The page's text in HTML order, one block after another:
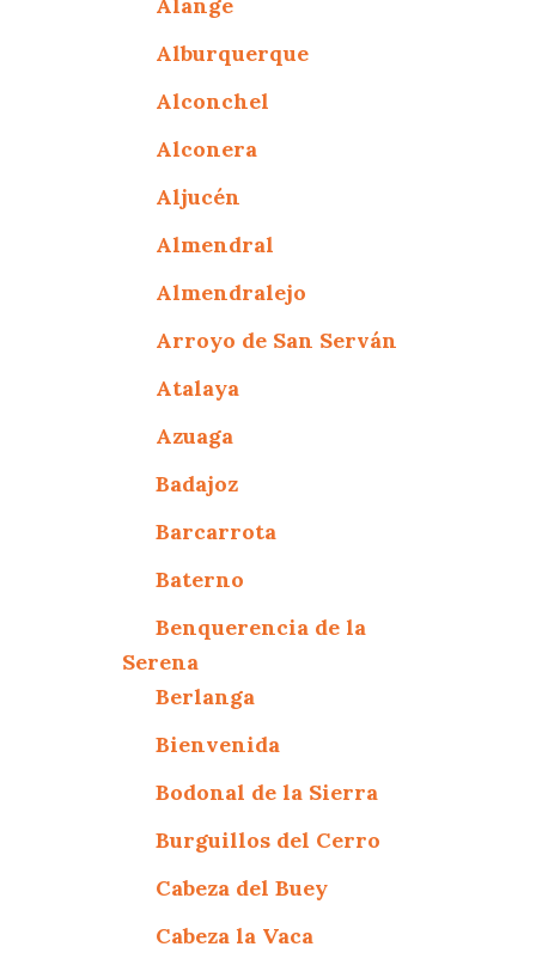
Alburquerque
Alconchel
Alconera
Aljucén
Almendral
Almendralejo
Arroyo de San Serván
Atalaya
Azuaga
Badajoz
Barcarrota
Baterno
Benquerencia de la
Serena
Berlanga
Bienvenida
Bodonal de la Sierra
Burguillos del Cerro
Cabeza del Buey
Cabeza la Vaca